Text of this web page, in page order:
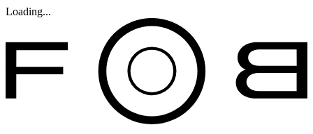
Loading...